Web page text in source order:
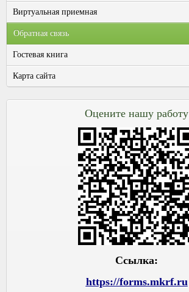
Виртуальная приемная
Обратная связь
Гостевая книга
Карта сайта
Оцените нашу работу
Ссылка:
https://forms.mkrf.ru